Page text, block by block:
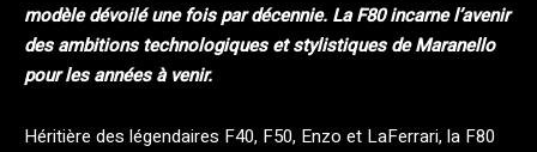
modèle dévoilé une fois par décennie. La F80 incarne l’avenir
des ambitions technologiques et stylistiques de Maranello
pour les années à venir.
Héritière des légendaires F40, F50, Enzo et LaFerrari, la F80